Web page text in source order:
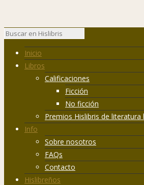
Inicio
Libros
Calificaciones
Ficción
No ficción
Premios Hislibris de literatura
Info
Sobre nosotros
FAQs
Contacto
Hislibreños